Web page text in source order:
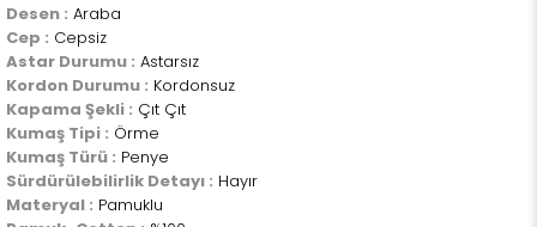
Desen : Araba
Cep : Cepsiz
Astar Durumu : Astarsız
Kordon Durumu : Kordonsuz
Kapama Şekli : Çıt Çıt
Kumaş Tipi : Örme
Kumaş Türü : Penye
Sürdürülebilirlik Detayı : Hayır
Materyal : Pamuklu